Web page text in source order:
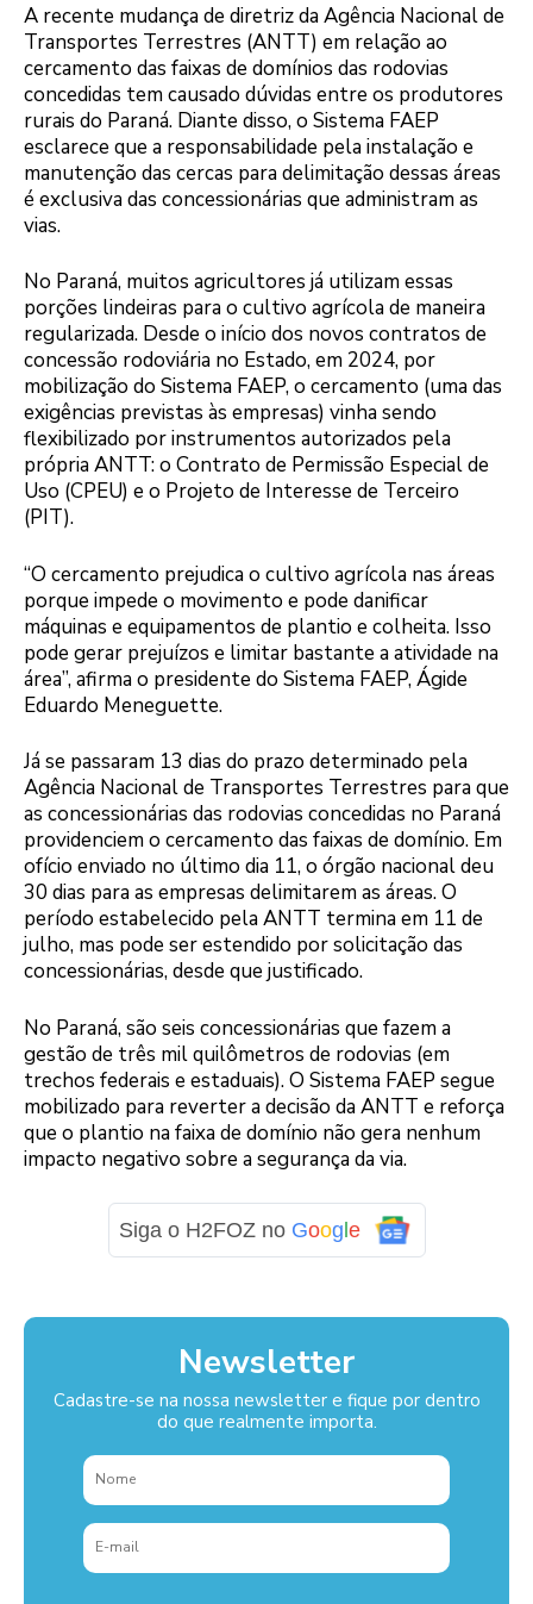
A recente mudança de diretriz da Agência Nacional de
Transportes Terrestres (ANTT) em relação ao
cercamento das faixas de domínios das rodovias
concedidas tem causado dúvidas entre os produtores
rurais do Paraná. Diante disso, o Sistema FAEP
esclarece que a responsabilidade pela instalação e
manutenção das cercas para delimitação dessas áreas
é exclusiva das concessionárias que administram as
vias.
No Paraná, muitos agricultores já utilizam essas
porções lindeiras para o cultivo agrícola de maneira
regularizada. Desde o início dos novos contratos de
concessão rodoviária no Estado, em 2024, por
mobilização do Sistema FAEP, o cercamento (uma das
exigências previstas às empresas) vinha sendo
flexibilizado por instrumentos autorizados pela
própria ANTT: o Contrato de Permissão Especial de
Uso (CPEU) e o Projeto de Interesse de Terceiro
(PIT).
“O cercamento prejudica o cultivo agrícola nas áreas
porque impede o movimento e pode danificar
máquinas e equipamentos de plantio e colheita. Isso
pode gerar prejuízos e limitar bastante a atividade na
área”, afirma o presidente do Sistema FAEP, Ágide
Eduardo Meneguette.
Já se passaram 13 dias do prazo determinado pela
Agência Nacional de Transportes Terrestres para que
as concessionárias das rodovias concedidas no Paraná
providenciem o cercamento das faixas de domínio. Em
ofício enviado no último dia 11, o órgão nacional deu
30 dias para as empresas delimitarem as áreas. O
período estabelecido pela ANTT termina em 11 de
julho, mas pode ser estendido por solicitação das
concessionárias, desde que justificado.
No Paraná, são seis concessionárias que fazem a
gestão de três mil quilômetros de rodovias (em
trechos federais e estaduais). O Sistema FAEP segue
mobilizado para reverter a decisão da ANTT e reforça
que o plantio na faixa de domínio não gera nenhum
impacto negativo sobre a segurança da via.
Siga o H2FOZ no Goog e
Newsletter
Cadastre-se na nossa newsletter e fique por dentro
do que realmente importa.